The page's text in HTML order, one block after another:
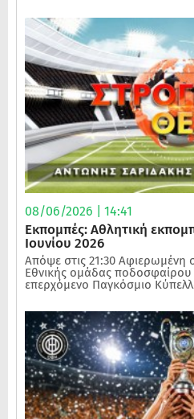
08/06/2026 | 14:41
Εκπομπές: Αθλητική
Ιουνίου 2026
Απόψε στις 21:30 Αφιερωμένη
Εθνικής ομάδας ποδοσφαίρου
επερχόμενο Παγκόσμιο